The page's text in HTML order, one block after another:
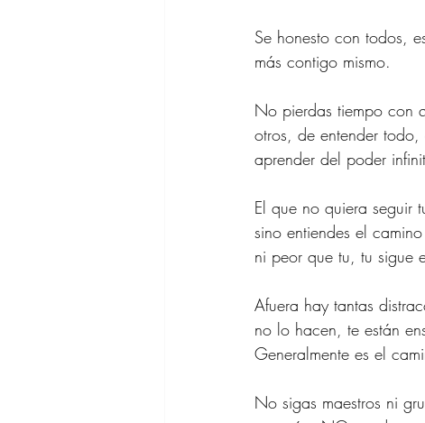
Se honesto con todos,
más contigo mismo.
No pierdas tiempo con
otros, de entender
aprender del poder
El que no quiera seguir
sino entiendes el
ni peor que tu, tu sigue
Afuera hay tantas
no lo hacen, te están
Generalmente es el
No sigas maestros ni